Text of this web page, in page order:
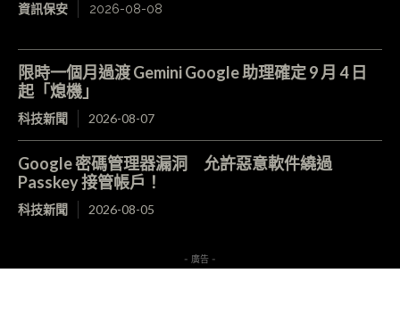
資訊保安 2026-08-08
限時一個月過渡 Gemini Google 助理確定 9 月 4 日
起「熄機」
科技新聞 2026-08-07
Google 密碼管理器漏洞 允許惡意軟件繞過
Passkey 接管帳戶！
科技新聞 2026-08-05
- 廣告 -